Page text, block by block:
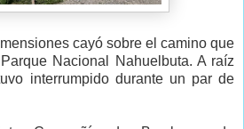
cayó sobre el camino que
Nacional Nahuelbuta. A raíz
interrumpido durante un par de